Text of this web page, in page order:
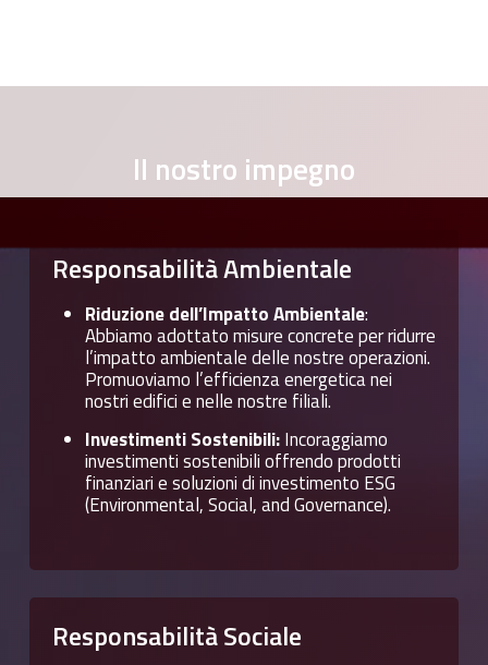
Il nostro impegno
ResponsabilitàAmbientale
Riduzione dell’Impatto Ambientale:
Abbiamo adottato misure concrete per ridurre
l’impatto ambientale delle nostre operazioni.
Promuoviamo l’efficienza energetica nei
nostri edifici e nelle nostre filiali.
Investimenti Sostenibili:Incoraggiamo
investimenti sostenibili offrendo prodotti
finanziari e soluzioni di investimento ESG
(Environmental, Social, and Governance).
ResponsabilitàSociale